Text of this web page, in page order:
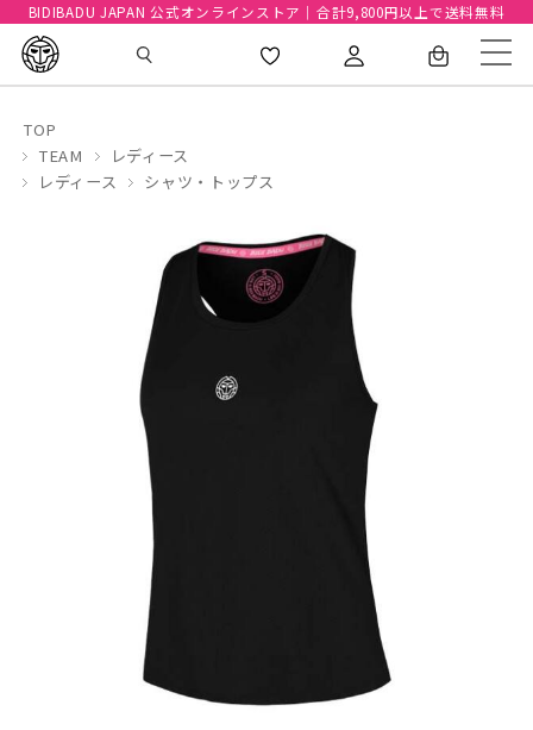
BIDIBADU JAPAN 公式オンラインストア｜合計9,800円以上で送料無料
TOP
TEAM
レディース
レディース
シャツ・トップス